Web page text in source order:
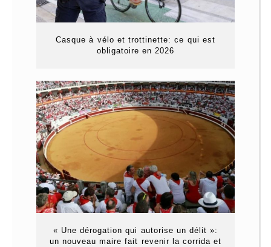
Casque à vélo et trottinette: ce qui est
obligatoire en 2026
« Une dérogation qui autorise un délit »:
un nouveau maire fait revenir la corrida et